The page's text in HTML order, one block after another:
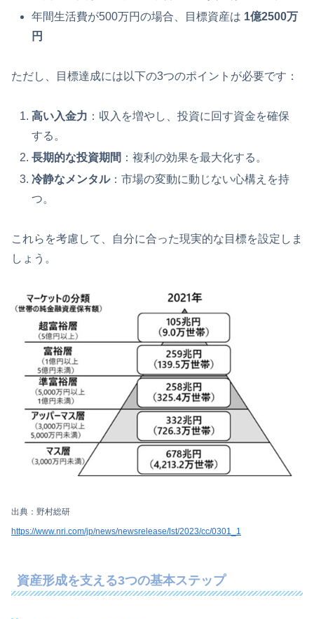
年間生活費が500万円の場合、目標資産は 1億2500万
円
ただし、目標達成には以下の3つのポイントが必要です：
高い入金力 ：収入を増やし、投資に回す資金を確保
する。
長期的な投資期間 ：複利の効果を最大化する。
冷静なメンタル：市場の変動に動じない心構えを持
つ。
これらを考慮して、自分に合った現実的な目標を設定しま
しょう。
出典：野村総研
https://www.nri.com/jp/news/newsrelease/lst/2023/cc/0301_1
資産形成を支える3つの基本ステップ